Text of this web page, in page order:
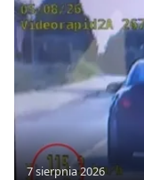
7 sierpnia 2026